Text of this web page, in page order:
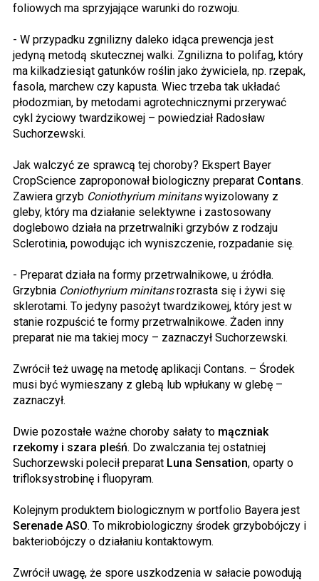
foliowych ma sprzyjające warunki do rozwoju.
- W przypadku zgnilizny daleko idąca prewencja jest
jedyną metodą skutecznej walki. Zgnilizna to polifag, który
ma kilkadziesiąt gatunków roślin jako żywiciela, np. rzepak,
fasola, marchew czy kapusta. Wiec trzeba tak układać
płodozmian, by metodami agrotechnicznymi przerywać
cykl życiowy twardzikowej – powiedział Radosław
Suchorzewski.
Jak walczyć ze sprawcą tej choroby? Ekspert Bayer
CropScience zaproponował biologiczny preparat Contans.
Zawiera grzyb Coniothyrium minitanswyizolowany z
gleby, który ma działanie selektywne i zastosowany
doglebowo działa na przetrwalniki grzybów z rodzaju
Sclerotinia, powodując ich wyniszczenie, rozpadanie się.
- Preparat działa na formy przetrwalnikowe, u źródła.
Grzybnia Coniothyrium minitansrozrasta się i żywi się
sklerotami. To jedyny pasożyt twardzikowej, który jest w
stanie rozpuścić te formy przetrwalnikowe. Żaden inny
preparat nie ma takiej mocy – zaznaczył Suchorzewski.
Zwrócił też uwagę na metodę aplikacji Contans. – Środek
musi być wymieszany z glebą lub wpłukany w glebę –
zaznaczył.
Dwie pozostałe ważne choroby sałaty to mączniak
rzekomy i szara pleśń. Do zwalczania tej ostatniej
Suchorzewski polecił preparat Luna Sensation, oparty o
trifloksystrobinę i fluopyram.
Kolejnym produktem biologicznym w portfolio Bayera jest
Serenade ASO. To mikrobiologiczny środek grzybobójczy i
bakteriobójczy o działaniu kontaktowym.
Zwrócił uwagę, że spore uszkodzenia w sałacie powodują